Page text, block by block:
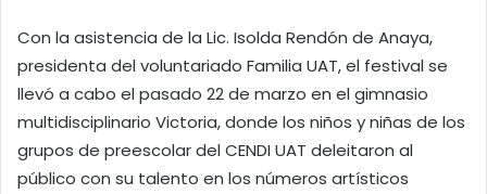
Con la asistencia de la Lic. Isolda Rendón de Anaya,
presidenta del voluntariado Familia UAT, el festival se
llevó a cabo el pasado 22 de marzo en el gimnasio
multidisciplinario Victoria, donde los niños y niñas de los
grupos de preescolar del CENDI UAT deleitaron al
público con su talento en los números artísticos